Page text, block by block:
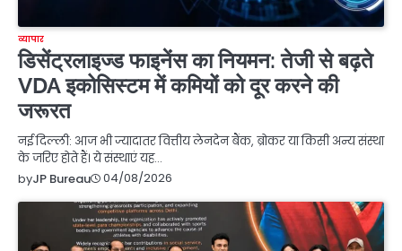
व्यापार
डिसेंट्रलाइज्ड फाइनेंस का नियमन: तेजी से बढ़ते
VDA इकोसिस्टम में कमियों को दूर करने की
जरूरत
नई दिल्ली: आज भी ज्यादातर वित्तीय लेनदेन बैंक, ब्रोकर या किसी अन्य संस्था
के जरिए होते हैं। ये संस्थाएं यह…
byJP Bureau 04/08/2026